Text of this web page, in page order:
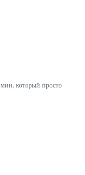
который просто